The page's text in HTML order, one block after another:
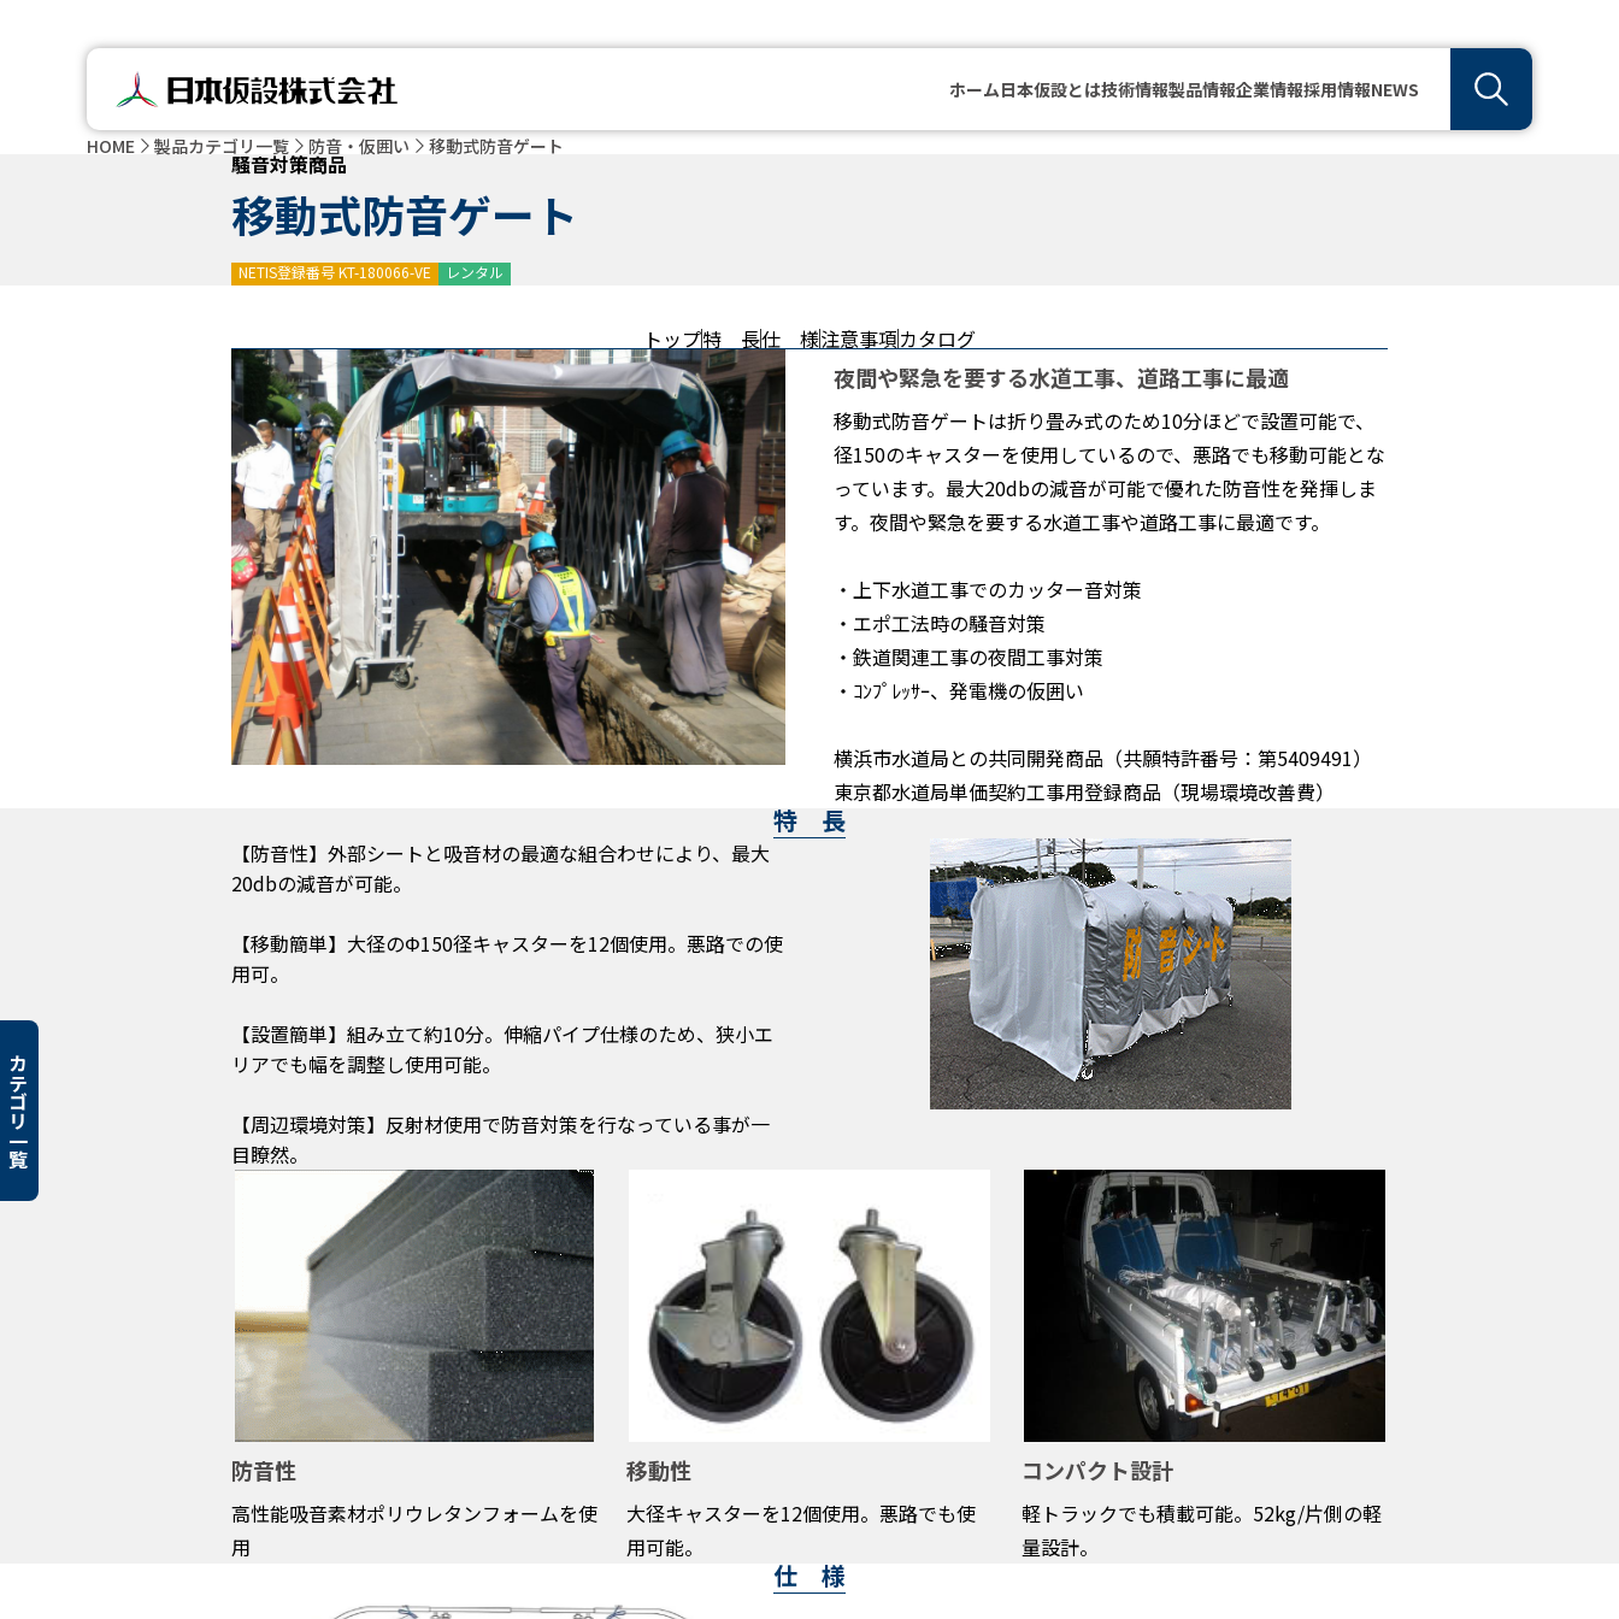
ホーム日本仮設とは技術情報製品情報企業情報採用情報NEWS
HOME 製品カテゴリ一覧 防音・仮囲い 移動式防音ゲート
騒音対策商品
移動式防音ゲート
NETIS登録番号 KT-180066-VE レンタル
トップ特 長仕 様注意事項カタログ
夜間や緊急を要する水道工事、道路工事に最適
移動式防音ゲートは折り畳み式のため10分ほどで設置可能で、
径150のキャスターを使用しているので、悪路でも移動可能とな
っています。最大20dbの減音が可能で優れた防音性を発揮しま
す。夜間や緊急を要する水道工事や道路工事に最適です。
・上下水道工事でのカッター音対策
・エポ工法時の騒音対策
・鉄道関連工事の夜間工事対策
・ｺﾝﾌﾟﾚｯｻｰ、発電機の仮囲い
横浜市水道局との共同開発商品（共願特許番号：第5409491）
東京都水道局単価契約工事用登録商品（現場環境改善費）
特 長
【防音性】外部シートと吸音材の最適な組合わせにより、最大
20dbの減音が可能。
【移動簡単】大径のΦ150径キャスターを12個使用。悪路での使
用可。
【設置簡単】組み立て約10分。伸縮パイプ仕様のため、狭小エ
リアでも幅を調整し使用可能。
【周辺環境対策】反射材使用で防音対策を行なっている事が一
目瞭然。
防音性
高性能吸音素材ポリウレタンフォームを使
用
移動性
大径キャスターを12個使用。悪路でも使
用可能。
コンパクト設計
軽トラックでも積載可能。52kg/片側の軽
量設計。
仕 様
カテゴリ一覧